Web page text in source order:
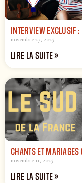
INTERVIEW EXCLUSIF
novembre 27, 2025
LIRE LA SUITE »
CHANTS ET
novembre 11, 2025
LIRE LA SUITE »